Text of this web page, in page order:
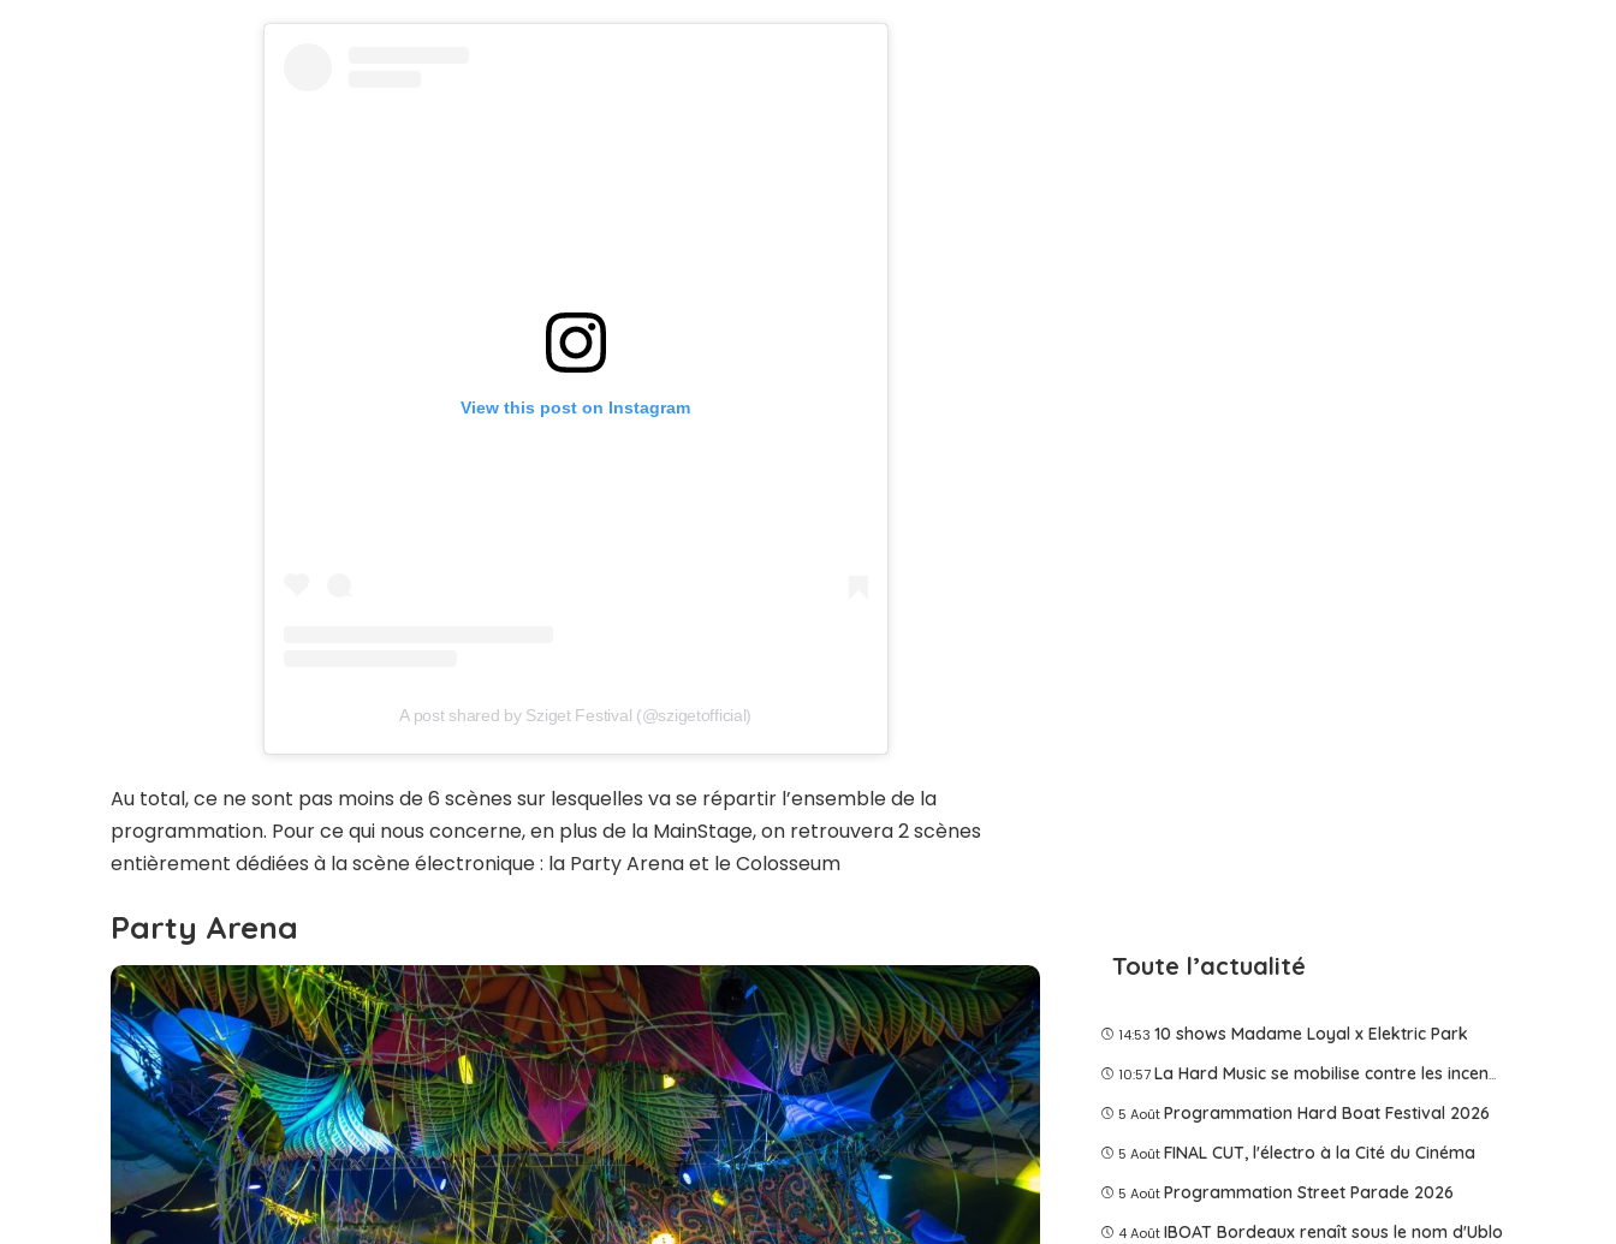
View this post on Instagram
A post shared by Sziget Festival (@szigetofficial)
Au total, ce ne sont pas moins de 6 scènes sur lesquelles va se répartir l’ensemble de la
programmation. Pour ce qui nous concerne, en plus de la MainStage, on retrouvera 2 scènes
entièrement dédiées à la scène électronique : la Party Arena et le Colosseum
Party Arena
Toute l’actualité
14:53 10 shows Madame Loyal x Elektric Park
10:57 La Hard Music se mobilise contre les incendies
5 Août Programmation Hard Boat Festival 2026
5 Août FINAL CUT, l'électro à la Cité du Cinéma
5 Août Programmation Street Parade 2026
4 Août IBOAT Bordeaux renaît sous le nom d'Ublo